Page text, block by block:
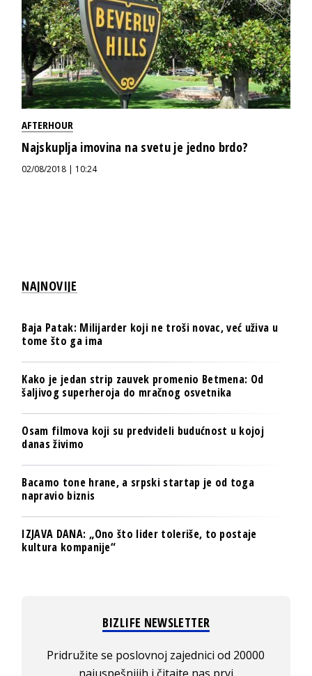
AFTERHOUR
Najskuplja imovina na svetu je jedno brdo?
02/08/2018 | 10:24
NAJNOVIJE
Baja Patak: Milijarder koji ne troši novac, već uživa u
tome što ga ima
Kako je jedan strip zauvek promenio Betmena: Od
šaljivog superheroja do mračnog osvetnika
Osam filmova koji su predvideli budućnost u kojoj
danas živimo
Bacamo tone hrane, a srpski startap je od toga
napravio biznis
IZJAVA DANA: „Ono što lider toleriše, to postaje
kultura kompanije“
BIZLIFE NEWSLETTER
Pridružite se poslovnoj zajednici od 20000